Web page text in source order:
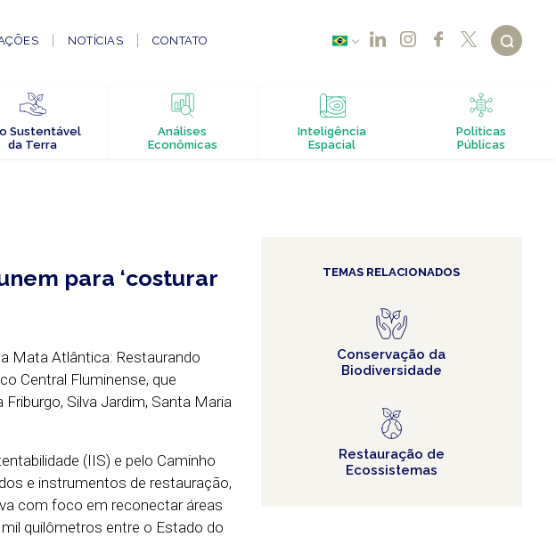
NOTÍCIAS CONTATO
Sustentável
da Terra
Análises
Econômicas
Inteligência
Espacial
Políticas
Públicas
para ‘costurar
Mata Atlântica: Restaurando
Central Fluminense, que
Silva Jardim, Santa Maria
(IIS) e pelo Caminho
e instrumentos de restauração,
com foco em reconectar áreas
quilômetros entre o Estado do
TEMAS RELACIONADOS
Conservação da
Biodiversidade
Restauração de
Ecossistemas